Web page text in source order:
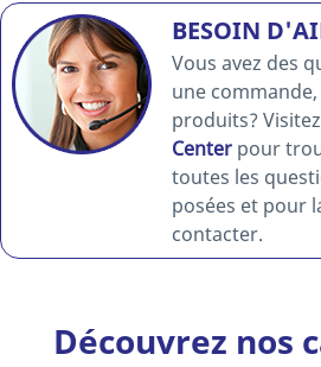
BESOIN
Vous avez des
une
produits?
Center pour
toutes les
posées et pour
contacter.
Découvrez nos